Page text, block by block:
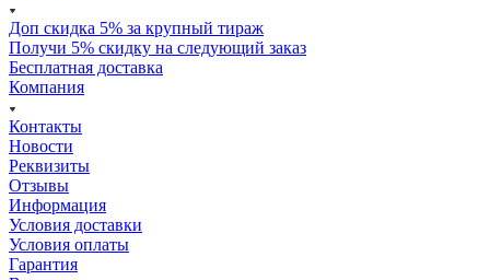
Доп скидка 5% за крупный тираж
Получи 5% скидку на следующий заказ
Бесплатная доставка
Компания
Контакты
Новости
Реквизиты
Отзывы
Информация
Условия доставки
Условия оплаты
Гарантия